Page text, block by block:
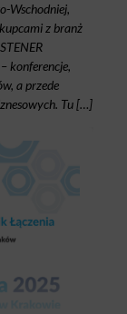
Wschodniej,
z branż
konferencje,
a przede
Tu […]